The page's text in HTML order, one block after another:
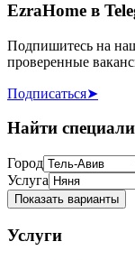
EzraHome в
Подпишитесь на
проверенные
Подписаться➤
Найти
Город
Услуга
Показать варианты
Услуги